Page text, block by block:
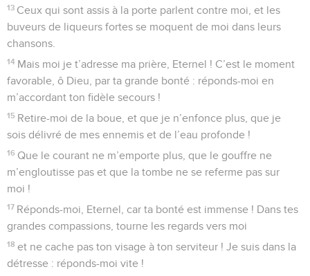
13 Ceux qui sont assis à la porte parlent contre moi, et les
buveurs de liqueurs fortes se moquent de moi dans leurs
chansons.
14 Mais moi je t’adresse ma prière, Eternel ! C’est le moment
favorable, ô Dieu, par ta grande bonté : réponds-moi en
m’accordant ton fidèle secours !
15 Retire-moi de la boue, et que je n’enfonce plus, que je
sois délivré de mes ennemis et de l’eau profonde !
16 Que le courant ne m’emporte plus, que le gouffre ne
m’engloutisse pas et que la tombe ne se referme pas sur
moi !
17 Réponds-moi, Eternel, car ta bonté est immense ! Dans tes
grandes compassions, tourne les regards vers moi
18 et ne cache pas ton visage à ton serviteur ! Je suis dans la
détresse : réponds-moi vite !